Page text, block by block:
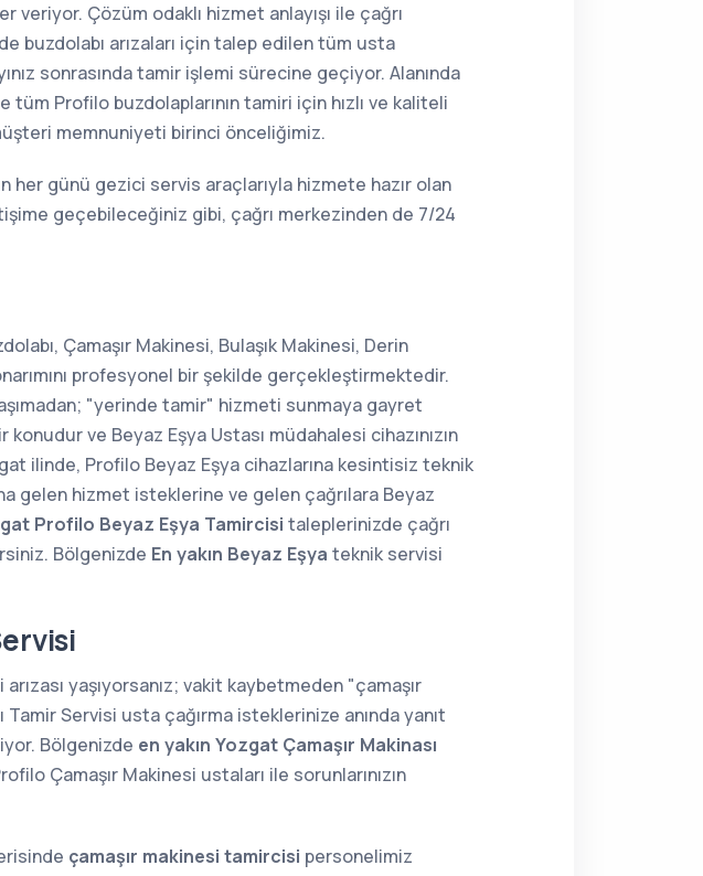
veriyor. Çözüm odaklı hizmet anlayışı ile çağrı
buzdolabı arızaları için talep edilen tüm usta
sonrasında tamir işlemi sürecine geçiyor. Alanında
tüm Profilo buzdolaplarının tamiri için hızlı ve kaliteli
memnuniyeti birinci önceliğimiz.
her günü gezici servis araçlarıyla hizmete hazır olan
geçebileceğiniz gibi, çağrı merkezinden de 7/24
Çamaşır Makinesi, Bulaşık Makinesi, Derin
profesyonel bir şekilde gerçekleştirmektedir.
"yerinde tamir" hizmeti sunmaya gayret
ve Beyaz Eşya Ustası müdahalesi cihazınızın
ilinde, Profilo Beyaz Eşya cihazlarına kesintisiz teknik
gelen hizmet isteklerine ve gelen çağrılara Beyaz
Profilo Beyaz Eşya Tamircisi taleplerinizde çağrı
Bölgenizde En yakın Beyaz Eşya teknik servisi
yaşıyorsanız; vakit kaybetmeden "çamaşır
Tamir Servisi usta çağırma isteklerinize anında yanıt
Bölgenizde en yakın Yozgat Çamaşır Makinası
Çamaşır Makinesi ustaları ile sorunlarınızın
çamaşır makinesi tamircisi personelimiz